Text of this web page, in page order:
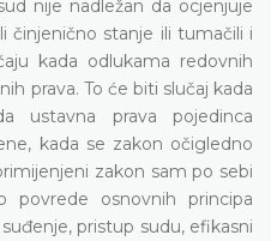
nije nadležan da ocjenjuje
činjenično stanje ili tumačili i
kada odlukama redovnih
prava. To će biti slučaj kada
ustavna prava pojedinca
kada se zakon očigledno
zakon sam po sebi
povrede osnovnih principa
pristup sudu, efikasni